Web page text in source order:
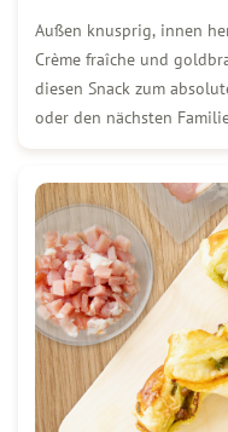
Außen knusprig, innen
Crème fraîche und
diesen Snack zum
oder den nächsten